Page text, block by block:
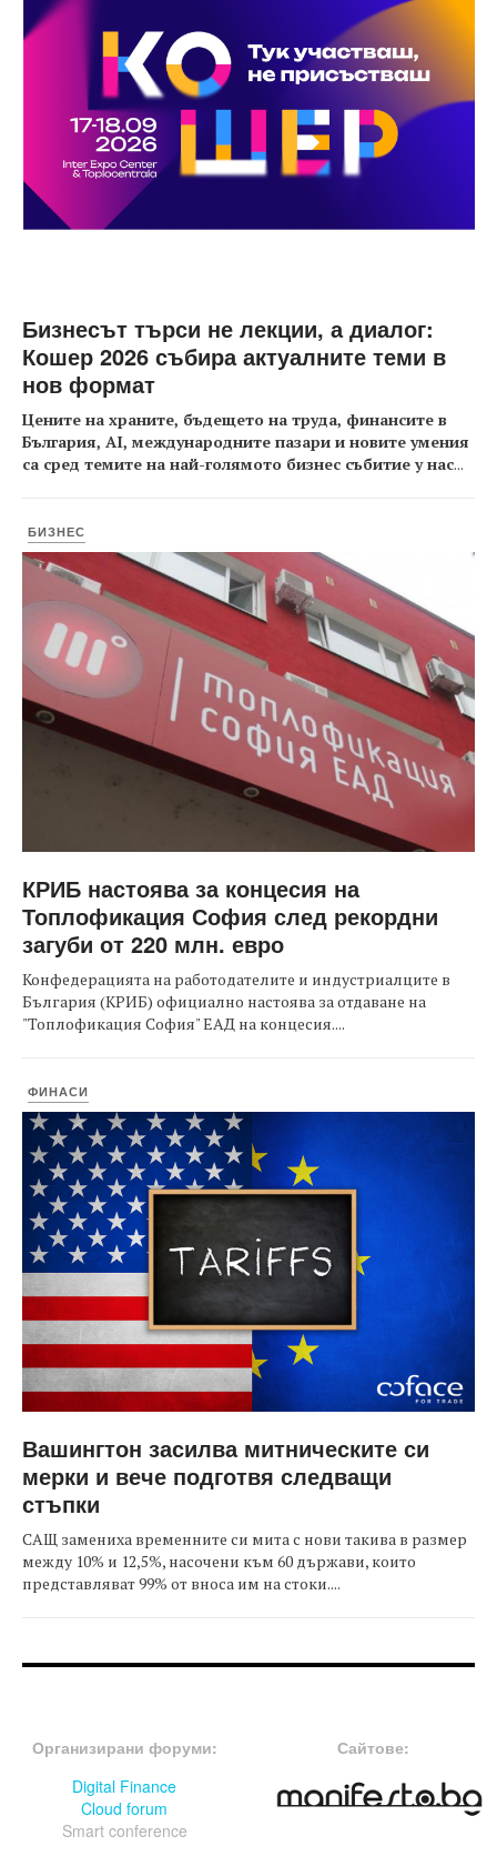
Бизнесът търси не лекции, а диалог:
Кошер 2026 събира актуалните теми в
нов формат
Цените на храните, бъдещето на труда, финансите в
България, AI, международните пазари и новите умения
са сред темите на най-голямото бизнес събитие у нас...
БИЗНЕС
КРИБ настоява за концесия на
Топлофикация София след рекордни
загуби от 220 млн. евро
Конфедерацията на работодателите и индустриалците в
България (КРИБ) официално настоява за отдаване на
"Топлофикация София" ЕАД на концесия....
ФИНАСИ
Вашингтон засилва митническите си
мерки и вече подготвя следващи
стъпки
САЩ замениха временните си мита с нови такива в размер
между 10% и 12,5%, насочени към 60 държави, които
представляват 99% от вноса им на стоки....
Организирани форуми:
Digital Finance
Cloud forum
Smart conference
Сайтове: